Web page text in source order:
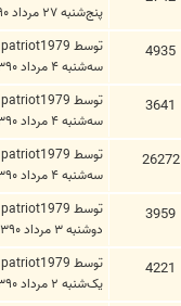
پنج‌شنبه ۲۷ مرداد ۱۳۹۰, ۹:۰۶ ب.ظ
4935 توسط patriot1979
سه‌شنبه ۴ مرداد ۱۳۹۰, ۹:۳۲ ب.ظ
3641 توسط patriot1979
سه‌شنبه ۴ مرداد ۱۳۹۰, ۷:۵۶ ب.ظ
26272 توسط patriot1979
سه‌شنبه ۴ مرداد ۱۳۹۰, ۱۲:۵۳ ب.ظ
3959 توسط patriot1979
دوشنبه ۳ مرداد ۱۳۹۰, ۸:۵۳ ق.ظ
4221 توسط patriot1979
یک‌شنبه ۲ مرداد ۱۳۹۰, ۱۱:۵۱ ب.ظ